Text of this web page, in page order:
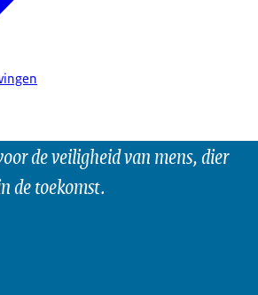
de veiligheid van mens, dier
de toekomst.